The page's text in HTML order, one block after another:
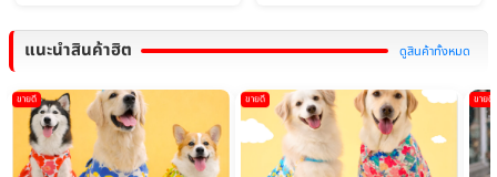
แนะนำสินค้าฮิต ดูสินค้าทั้งหมด
ขายดี ขายดี ขายดี